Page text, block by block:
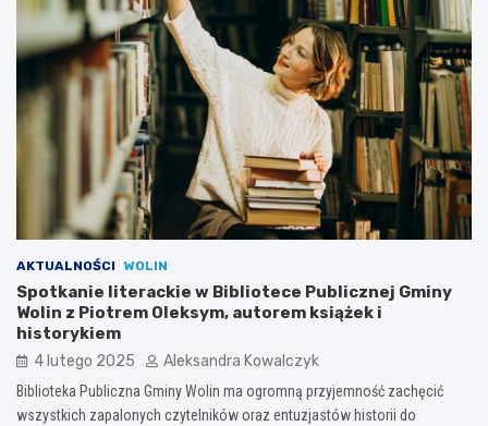
AKTUALNOŚCI WOLIN
Spotkanie literackie w Bibliotece Publicznej Gminy
Wolin z Piotrem Oleksym, autorem książek i
historykiem
4 lutego 2025 Aleksandra Kowalczyk
Biblioteka Publiczna Gminy Wolin ma ogromną przyjemność zachęcić
wszystkich zapalonych czytelników oraz entuzjastów historii do